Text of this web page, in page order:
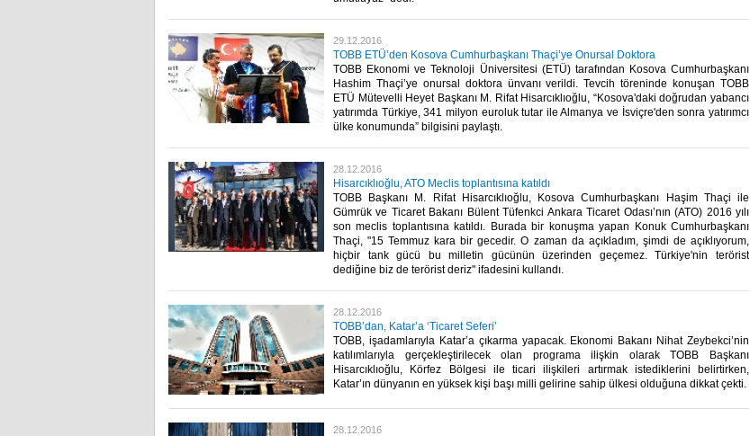
29.12.2016
TOBB ETÜ’den Kosova Cumhurbaşkanı Thaçi’ye Onursal Doktora
TOBB Ekonomi ve Teknoloji Üniversitesi (ETÜ) tarafından Kosova Cumhurbaşkanı
Hashim Thaçi’ye onursal doktora ünvanı verildi. Tevcih töreninde konuşan TOBB
ETÜ Mütevelli Heyet Başkanı M. Rifat Hisarcıklıoğlu, “Kosova'daki doğrudan yabancı
yatırımda Türkiye, 341 milyon euroluk tutar ile Almanya ve İsviçre'den sonra yatırımcı
ülke konumunda” bilgisini paylaştı.​
28.12.2016
Hisarcıklıoğlu, ATO Meclis toplantısına katıldı
TOBB Başkanı M. Rifat Hisarcıklıoğlu, Kosova Cumhurbaşkanı Haşim Thaçi ile
Gümrük ve Ticaret Bakanı Bülent Tüfenkci Ankara Ticaret Odası’nın (ATO) 2016 yılı
son meclis toplantısına katıldı. Burada bir konuşma yapan Konuk Cumhurbaşkanı
Thaçi, "15 Temmuz kara bir gecedir. O zaman da açıkladım, şimdi de açıklıyorum,
hiçbir tank gücü bu milletin gücünün üzerinden geçemez. Türkiye'nin terörist
dediğine biz de terörist deriz" ifadesini kullandı.​
28.12.2016
TOBB’dan, Katar’a ‘Ticaret Seferi’
TOBB, işadamlarıyla Katar’a çıkarma yapacak. Ekonomi Bakanı Nihat Zeybekci’nin
katılımlarıyla gerçekleştirilecek olan programa ilişkin olarak TOBB Başkanı
Hisarcıklıoğlu, Körfez Bölgesi ile ticari ilişkileri artırmak istediklerini belirtirken,
Katar’ın dünyanın en yüksek kişi başı milli gelirine sahip ülkesi olduğuna dikkat çekti.​
28.12.2016